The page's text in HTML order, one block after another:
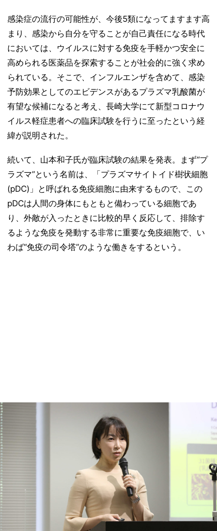
感染症の流行の可能性が、今後5類になってますます高
まり、感染から自分を守ることが自己責任になる時代
においては、ウイルスに対する免疫を手軽かつ安全に
高められる医薬品を探索することが社会的に強く求め
られている。そこで、インフルエンザを含めて、感染
予防効果としてのエビデンスがあるプラズマ乳酸菌が
有望な候補になると考え、長崎大学にて新型コロナウ
イルス軽症患者への臨床試験を行うに至ったという経
緯が説明された。
続いて、山本和子氏が臨床試験の結果を発表。まず“プ
ラズマ”という名前は、「プラズマサイトイド樹状細胞
(pDC)」と呼ばれる免疫細胞に由来するもので、この
pDCは人間の身体にもともと備わっている細胞であ
り、外敵が入ったときに比較的早く反応して、排除す
るような免疫を発動する非常に重要な免疫細胞で、い
わば“免疫の司令塔”のような働きをするという。